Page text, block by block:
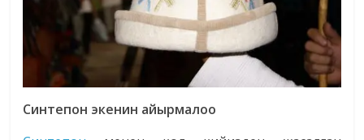
Синтепон экенин айырмалоо